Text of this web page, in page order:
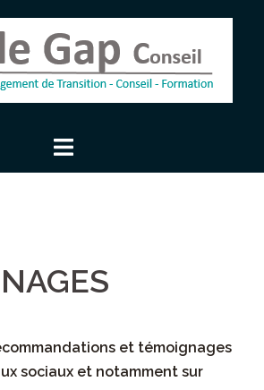
et témoignages
sociaux et notamment sur